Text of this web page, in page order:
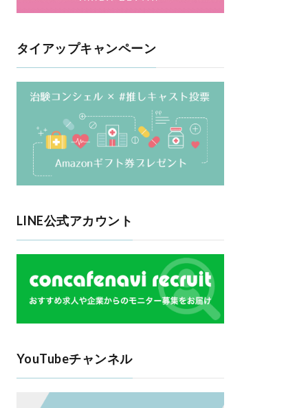
タイアップキャンペーン
LINE公式アカウント
YouTubeチャンネル